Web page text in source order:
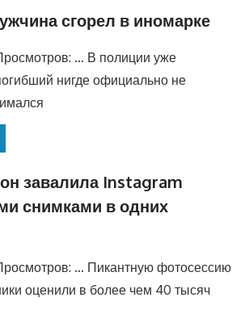
сгорел в иномарке
… В полиции уже
нигде официально не
завалила Instagram
снимками в одних
… Пикантную фотосессию
оценили в более чем 40 тысяч